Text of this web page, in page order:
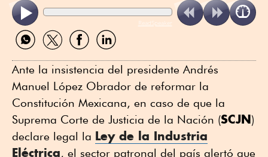
ReadSpeaker
Compartir
por
Compartir
por
Compartir
por
Compartir
por
Ante la insistencia del presidente Andrés
Manuel López Obrador de reformar la
Constitución Mexicana, en caso de que la
Suprema Corte de Justicia de la Nación (SCJN)
declare legal la Ley de la Industria
Eléctrica, el sector patronal del país alertó que